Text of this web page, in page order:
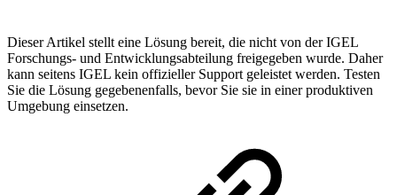
Dieser Artikel stellt eine Lösung bereit, die nicht von der IGEL
Forschungs- und Entwicklungsabteilung freigegeben wurde. Daher
kann seitens IGEL kein offizieller Support geleistet werden. Testen
Sie die Lösung gegebenenfalls, bevor Sie sie in einer produktiven
Umgebung einsetzen.